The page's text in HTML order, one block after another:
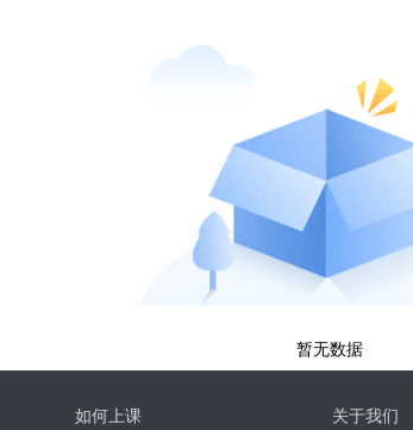
暂无数据
如何上课 关于我们